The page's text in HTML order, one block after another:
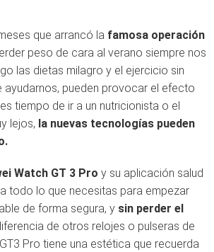
que arrancó la famosa operación
peso de cara al verano siempre nos
las dietas milagro y el ejercicio sin
ayudarnos, pueden provocar el efecto
tiempo de ir a un nutricionista o el
lejos, la nuevas tecnologías pueden
Watch GT 3 Pro y su aplicación salud
todo lo que necesitas para empezar
de forma segura, y sin perder el
de otros relojes o pulseras de
Pro tiene una estética que recuerda